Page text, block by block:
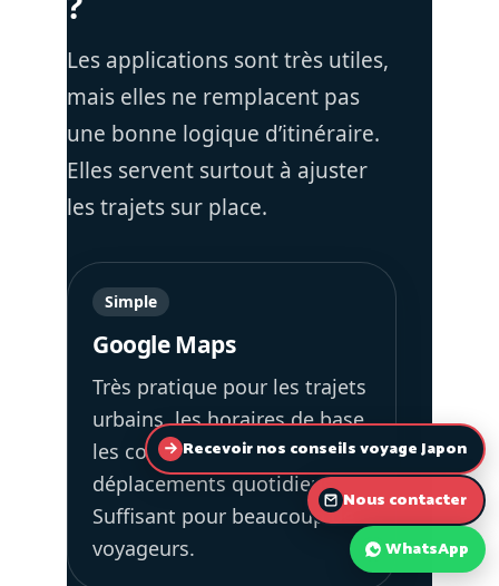
Recevoir nos conseils voyage Japon
Nous contacter
WhatsApp